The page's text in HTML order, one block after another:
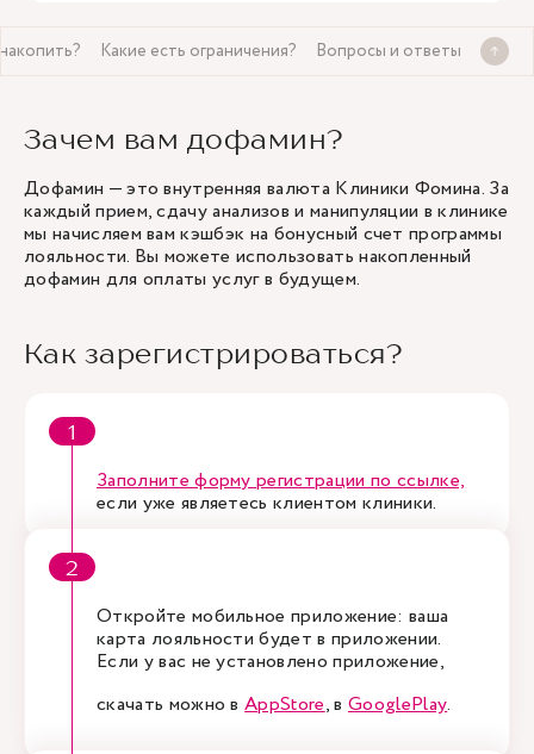
Какие есть ограничения? Вопросы и ответы
Зачем вам дофамин?
Дофамин — это внутренняя валюта Клиники Фомина. За
каждый прием, сдачу анализов и манипуляции в клинике
мы начисляем вам кэшбэк на бонусный счет программы
лояльности. Вы можете использовать накопленный
дофамин для оплаты услуг в будущем.
Как зарегистрироваться?
Заполните форму регистрации по ссылке,
если уже являетесь клиентом клиники.
Откройте мобильное приложение: ваша
карта лояльности будет в приложении.
Если у вас не установлено приложение,
скачать можно вAppStore, в GooglePlay.